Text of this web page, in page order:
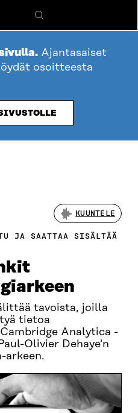
Hae
Ajantasaiset
osoitteesta
KUUNTELE
JA SAATTAA SISÄLTÄÄ
tavoista, joilla
tietoa
Analytica -
Olivier Dehaye'n
arkeen.